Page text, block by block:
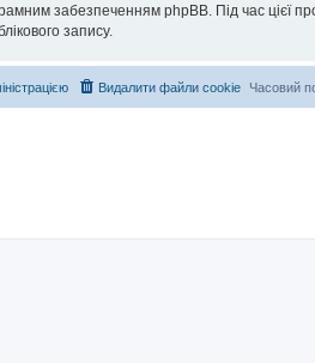
забезпеченням phpBB. Під час цієї
запису.
Часовий
Видалити файли cookie